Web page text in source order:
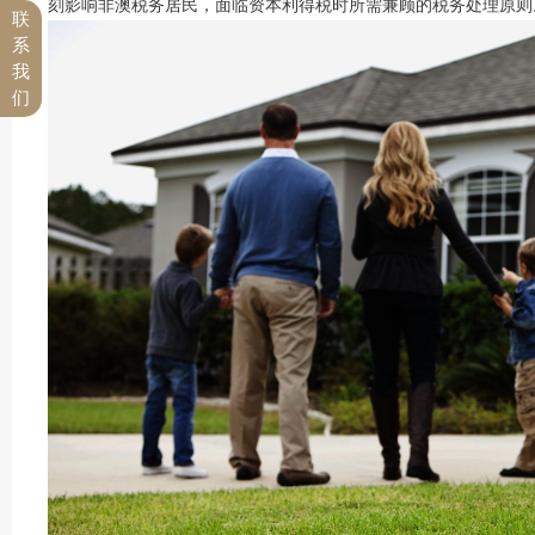
刻影响非澳税务居民，面临资本利得税时所需兼顾的税务处理原
联
系
我
们